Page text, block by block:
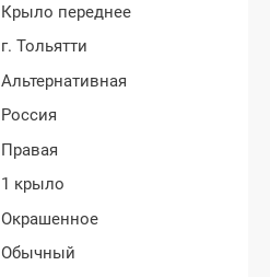
Крыло переднее
г. Тольятти
Альтернативная
Россия
Правая
1 крыло
Окрашенное
Обычный